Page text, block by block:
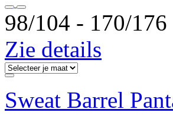
98/104 ‐ 170/176
Zie details
Sweat Barrel